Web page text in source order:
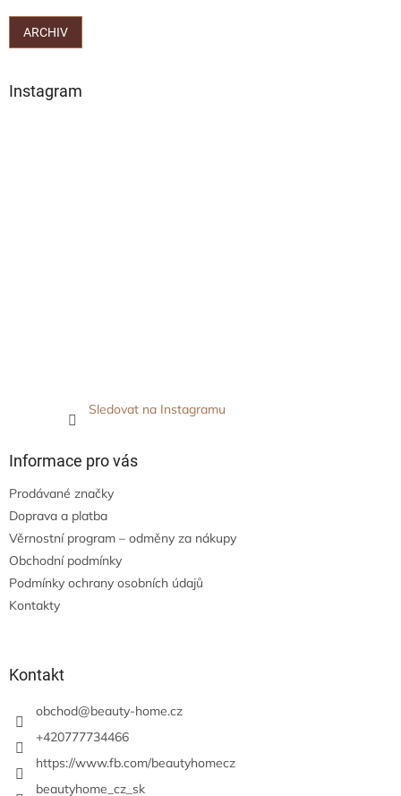
ARCHIV
Instagram
Sledovat na Instagramu
Informace pro vás
Prodávané značky
Doprava a platba
Věrnostní program – odměny za nákupy
Obchodní podmínky
Podmínky ochrany osobních údajů
Kontakty
Kontakt
obchod@beauty-home.cz
+420777734466
https://www.fb.com/beautyhomecz
beautyhome_cz_sk